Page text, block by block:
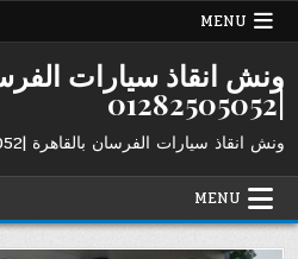
Skip
MENU
ونش انقاذ سيارات
|01282505052
ونش انقاذ سيارات الفرسان بالقاهرة |01282505052
MENU